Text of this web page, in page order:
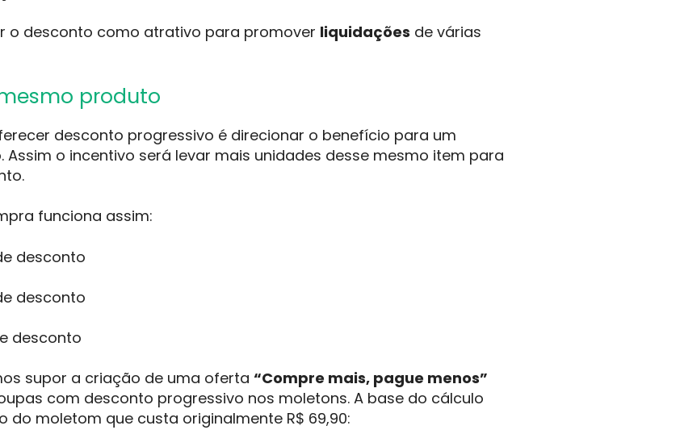
o desconto como atrativo para promover liquidações de várias
produto
desconto progressivo é direcionar o benefício para um
o incentivo será levar mais unidades desse mesmo item para
funciona assim:
desconto
desconto
desconto
supor a criação de uma oferta “Compre mais, pague menos”
com desconto progressivo nos moletons. A base do cálculo
do moletom que custa originalmente R$ 69,90: